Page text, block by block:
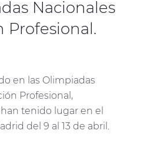
GC
ENERGY
Nacionales
Profesional.
en las Olimpiadas
Profesional,
tenido lugar en el
del 9 al 13 de abril.